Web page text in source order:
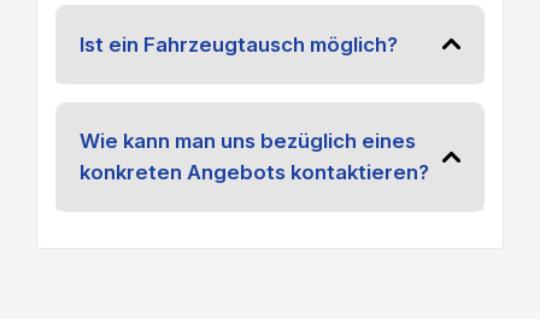
Ist ein Fahrzeugtausch möglich?
Wie kann man uns bezüglich eines
konkreten Angebots kontaktieren?